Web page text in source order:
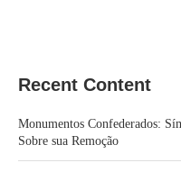
Recent Content
Monumentos Confederados:
Sobre sua Remoção